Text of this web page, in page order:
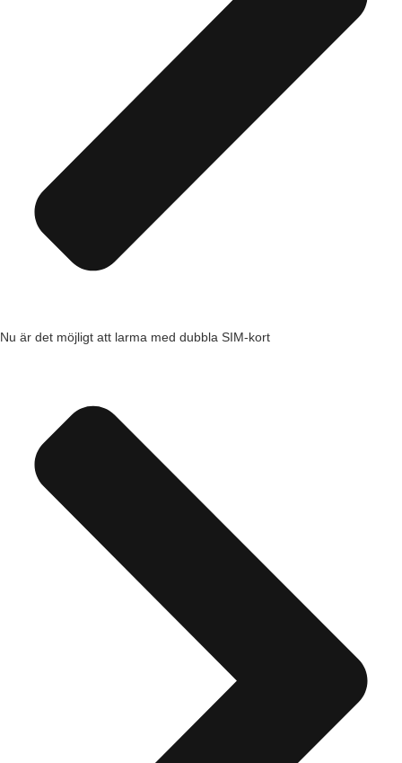
Nu är det möjligt att larma med dubbla SIM-kort